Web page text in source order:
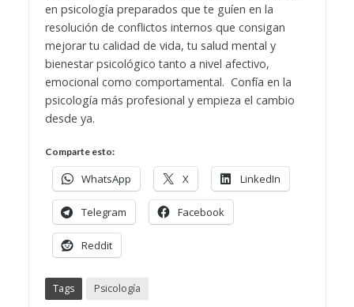
en psicología preparados que te guíen en la
resolución de conflictos internos que consigan
mejorar tu calidad de vida, tu salud mental y
bienestar psicológico tanto a nivel afectivo,
emocional como comportamental. Confía en la
psicología más profesional y empieza el cambio
desde ya.
Comparte esto:
WhatsApp X LinkedIn
Telegram Facebook
Reddit
Tags Psicología